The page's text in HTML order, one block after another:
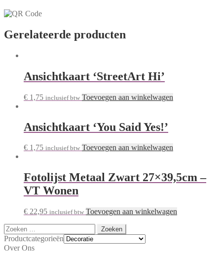
Gerelateerde producten
Ansichtkaart ‘StreetArt Hi’
€ 1,75 inclusief btw Toevoegen aan winkelwagen
Ansichtkaart ‘You Said Yes!’
€ 1,75 inclusief btw Toevoegen aan winkelwagen
Fotolijst Metaal Zwart 27×39,5cm –
VT Wonen
€ 22,95 inclusief btw Toevoegen aan winkelwagen
Zoeken
naar:
Productcategorieën
Over Ons